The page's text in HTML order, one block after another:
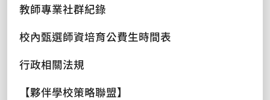
教師專業社群紀錄
校內甄選師資培育公費生時間表
行政相關法規
【夥伴學校策略聯盟】